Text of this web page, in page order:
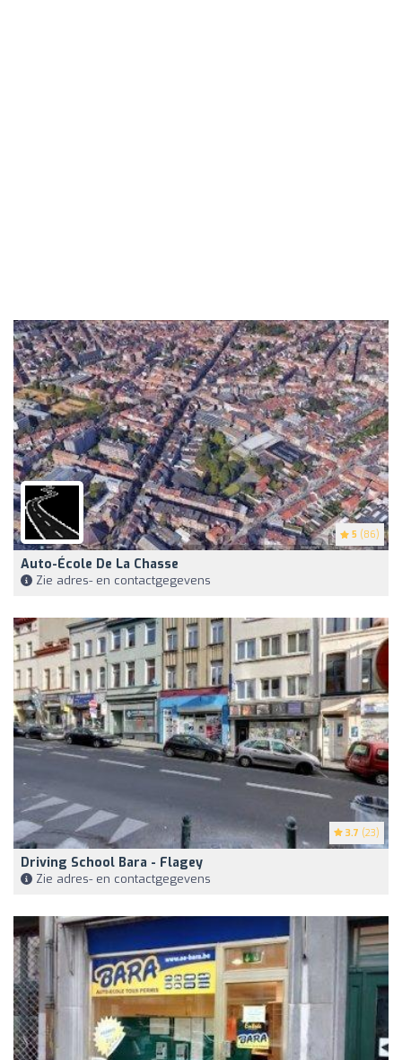
5 (86)
Auto-École De La Chasse
Zie adres- en contactgegevens
3.7 (23)
Driving School Bara - Flagey
Zie adres- en contactgegevens